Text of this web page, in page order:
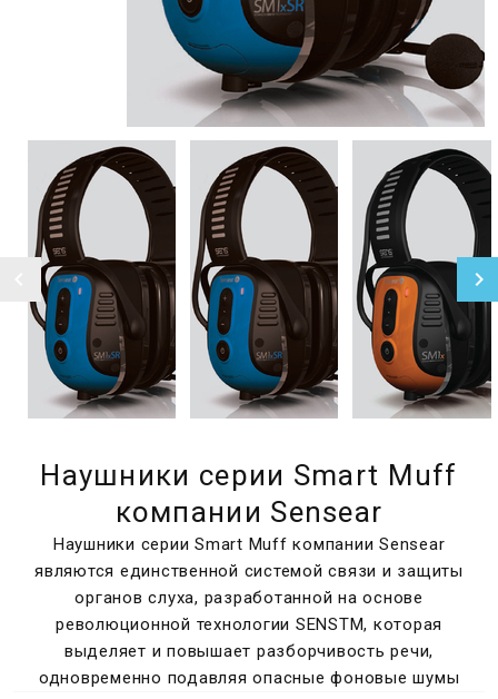
Наушники серии Smart Muff
компании Sensear
Наушники серии Smart Muff компании Sensear
являются единственной системой связи и защиты
органов слуха, разработанной на основе
революционной технологии SENSTM, которая
выделяет и повышает разборчивость речи,
одновременно подавляя опасные фоновые шумы